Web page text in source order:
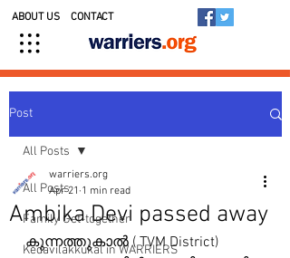
ABOUT US CONTACT
Post
All Posts
Family Get-together
Kedavilakkukal in WARRIERS
All Posts
Ambika Devi passed away
warriers.org
Apr 21 1 min read
കുന്നത്തുകാൽ ( TVM District)